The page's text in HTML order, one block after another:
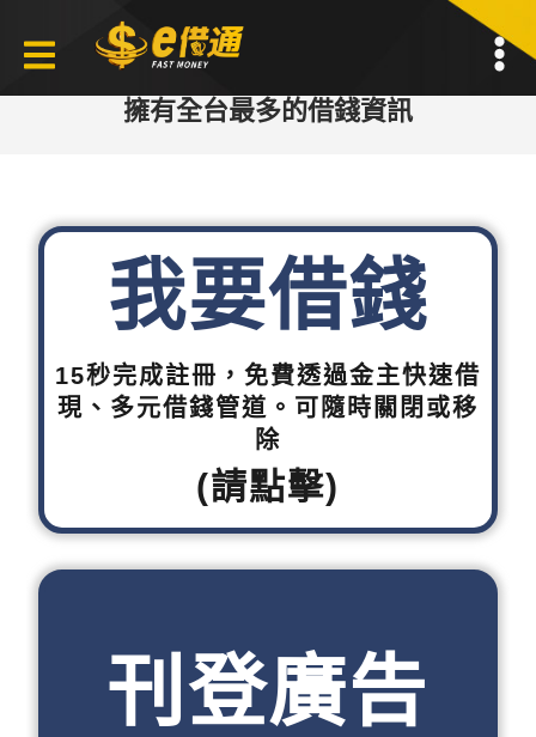
擁有全台最多的借錢資訊
我要借錢
15秒完成註冊，免費透過金主快速借
現、多元借錢管道。可隨時關閉或移
除
(請點擊)
刊登廣告